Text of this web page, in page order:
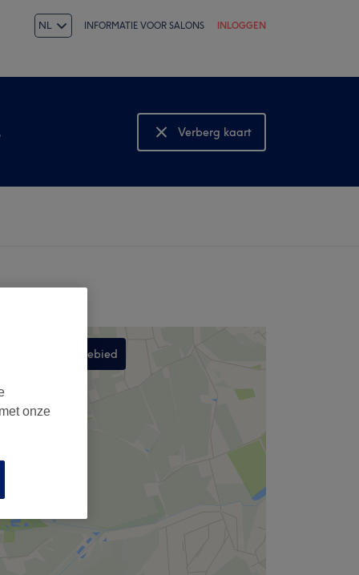
NL INFORMATIE VOOR SALONS INLOGGEN
Verberg kaart
Bekijk kaart
Zoek in dit gebied
onze